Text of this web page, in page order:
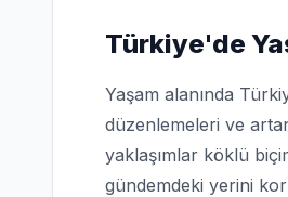
Türkiye'de
Yaşam alanında
düzenlemeleri ve
yaklaşımlar köklü
gündemdeki yerini